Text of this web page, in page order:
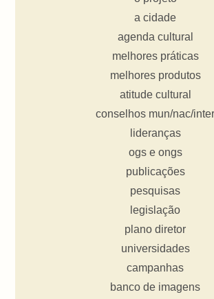
a cidade
agenda cultural
melhores práticas
melhores produtos
atitude cultural
conselhos mun/nac/inter
lideranças
ogs e ongs
publicações
pesquisas
legislação
plano diretor
universidades
campanhas
banco de imagens